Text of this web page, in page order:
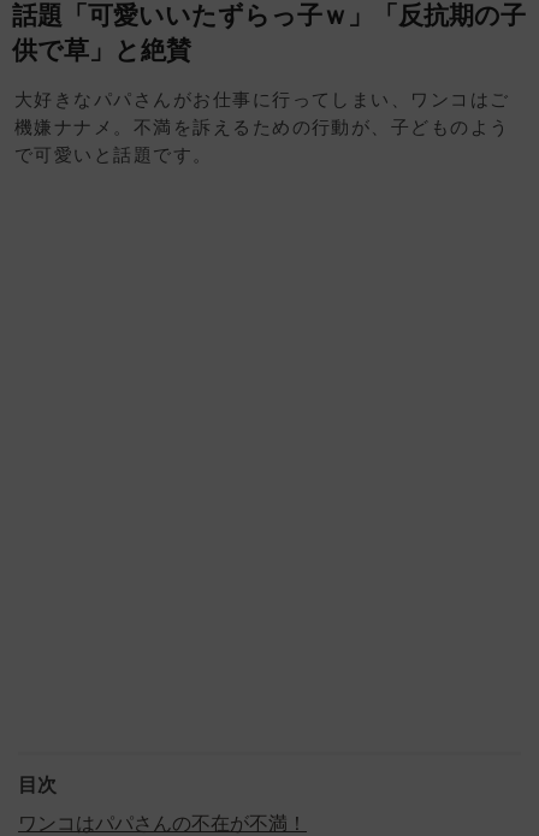
話題「可愛いいたずらっ子ｗ」「反抗期の子
供で草」と絶賛
大好きなパパさんがお仕事に行ってしまい、ワンコはご
機嫌ナナメ。不満を訴えるための行動が、子どものよう
で可愛いと話題です。
目次
ワンコはパパさんの不在が不満！